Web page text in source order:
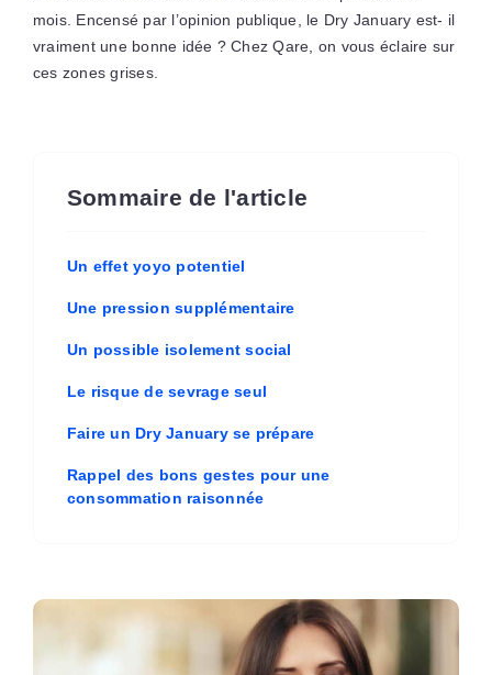
mois. Encensé par l’opinion publique, le Dry January est- il
vraiment une bonne idée ? Chez Qare, on vous éclaire sur
ces zones grises.
Sommaire de l'article
Un effet yoyo potentiel
Une pression supplémentaire
Un possible isolement social
Le risque de sevrage seul
Faire un Dry January se prépare
Rappel des bons gestes pour une
consommation raisonnée